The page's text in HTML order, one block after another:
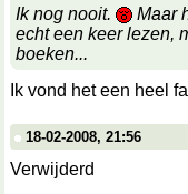
Ik nog nooit. Maar
echt een keer lezen,
boeken...
Ik vond het een heel
18-02-2008, 21:56
Verwijderd